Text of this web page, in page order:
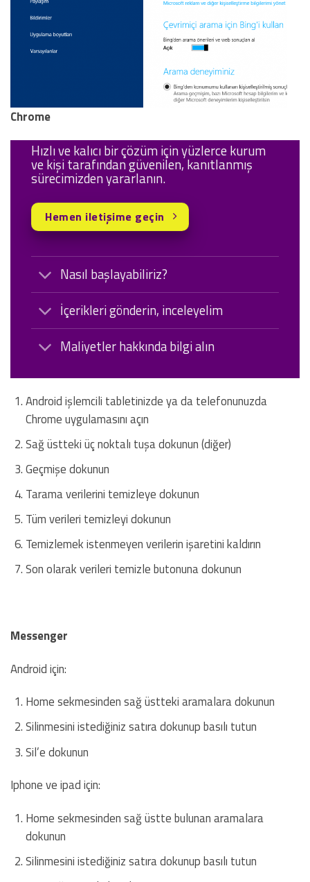
Chrome
Nasıl başlayabiliriz?
İçerikleri gönderin, inceleyelim
Maliyetler hakkında bilgi alın
Hızlı ve kalıcı bir çözüm için yüzlerce kurum
ve kişi tarafından güvenilen, kanıtlanmış
sürecimizden yararlanın.
Hemen iletişime geçin
Android işlemcili tabletinizde ya da telefonunuzda
Chrome uygulamasını açın
Sağ üstteki üç noktalı tuşa dokunun (diğer)
Geçmişe dokunun
Tarama verilerini temizleye dokunun
Tüm verileri temizleyi dokunun
Temizlemek istenmeyen verilerin işaretini kaldırın
Son olarak verileri temizle butonuna dokunun
Messenger
Android için:
Home sekmesinden sağ üstteki aramalara dokunun
Silinmesini istediğiniz satıra dokunup basılı tutun
Sil’e dokunun
Iphone ve ipad için:
Home sekmesinden sağ üstte bulunan aramalara
dokunun
Silinmesini istediğiniz satıra dokunup basılı tutun